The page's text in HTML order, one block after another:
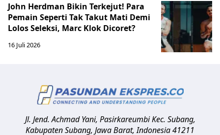
John Herdman Bikin Terkejut! Para
Pemain Seperti Tak Takut Mati Demi
Lolos Seleksi, Marc Klok Dicoret?
16 Juli 2026
Jl. Jend. Achmad Yani, Pasirkareumbi Kec. Subang,
Kabupaten Subang, Jawa Barat,Indonesia41211